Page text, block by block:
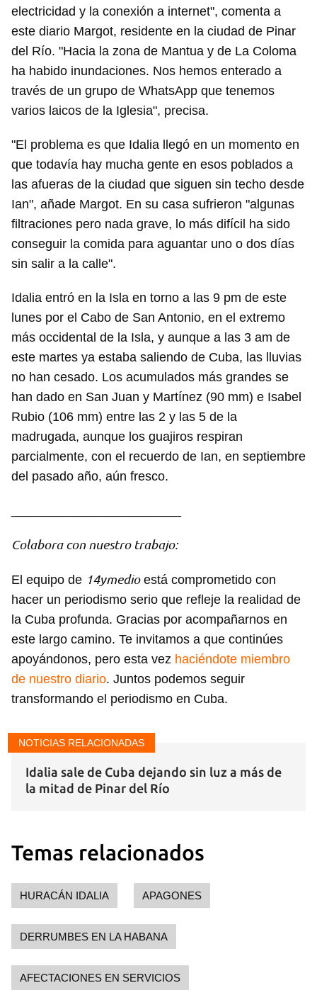
Para poder guardar como favorito, primero has de
iniciar sesión con tu cuenta de 14ymedio.
INICIAR SESIÓN CANCELAR
electricidad y la conexión a internet", comenta a
este diario Margot, residente en la ciudad de Pinar
del Río. "Hacia la zona de Mantua y de La Coloma
ha habido inundaciones. Nos hemos enterado a
través de un grupo de WhatsApp que tenemos
varios laicos de la Iglesia", precisa.
"El problema es que Idalia llegó en un momento en
que todavía hay mucha gente en esos poblados a
las afueras de la ciudad que siguen sin techo desde
Ian", añade Margot. En su casa sufrieron "algunas
filtraciones pero nada grave, lo más difícil ha sido
conseguir la comida para aguantar uno o dos días
sin salir a la calle".
Idalia entró en la Isla en torno a las 9 pm de este
lunes por el Cabo de San Antonio, en el extremo
más occidental de la Isla, y aunque a las 3 am de
este martes ya estaba saliendo de Cuba, las lluvias
no han cesado. Los acumulados más grandes se
han dado en San Juan y Martínez (90 mm) e Isabel
Rubio (106 mm) entre las 2 y las 5 de la
madrugada, aunque los guajiros respiran
parcialmente, con el recuerdo de Ian, en septiembre
del pasado año, aún fresco.
Colabora con nuestro trabajo:
El equipo de 14ymedioestá comprometido con
hacer un periodismo serio que refleje la realidad de
la Cuba profunda. Gracias por acompañarnos en
este largo camino. Te invitamos a que continúes
apoyándonos, pero esta vez haciéndote miembro
de nuestro diario. Juntos podemos seguir
transformando el periodismo en Cuba.
NOTICIAS RELACIONADAS
Idalia sale de Cuba dejando sin luz a más de
la mitad de Pinar del Río
Temas relacionados
HURACÁN IDALIA APAGONES
DERRUMBES EN LA HABANA
AFECTACIONES EN SERVICIOS